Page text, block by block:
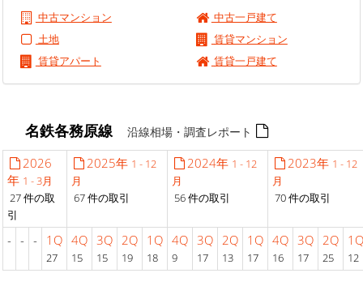
中古マンション
中古一戸建て
土地
賃貸マンション
賃貸アパート
賃貸一戸建て
名鉄各務原線沿線相場・調査レポート
2026
年 1 - 3月
27 件の取
引
2025年 1 - 12
月
67 件の取引
2024年 1 - 12
月
56 件の取引
2023年 1 - 12
月
70 件の取引
- - - 1Q
27
4Q
15
3Q
15
2Q
19
1Q
18
4Q
9
3Q
17
2Q
13
1Q
17
4Q
16
3Q
17
2Q
25
1Q
12